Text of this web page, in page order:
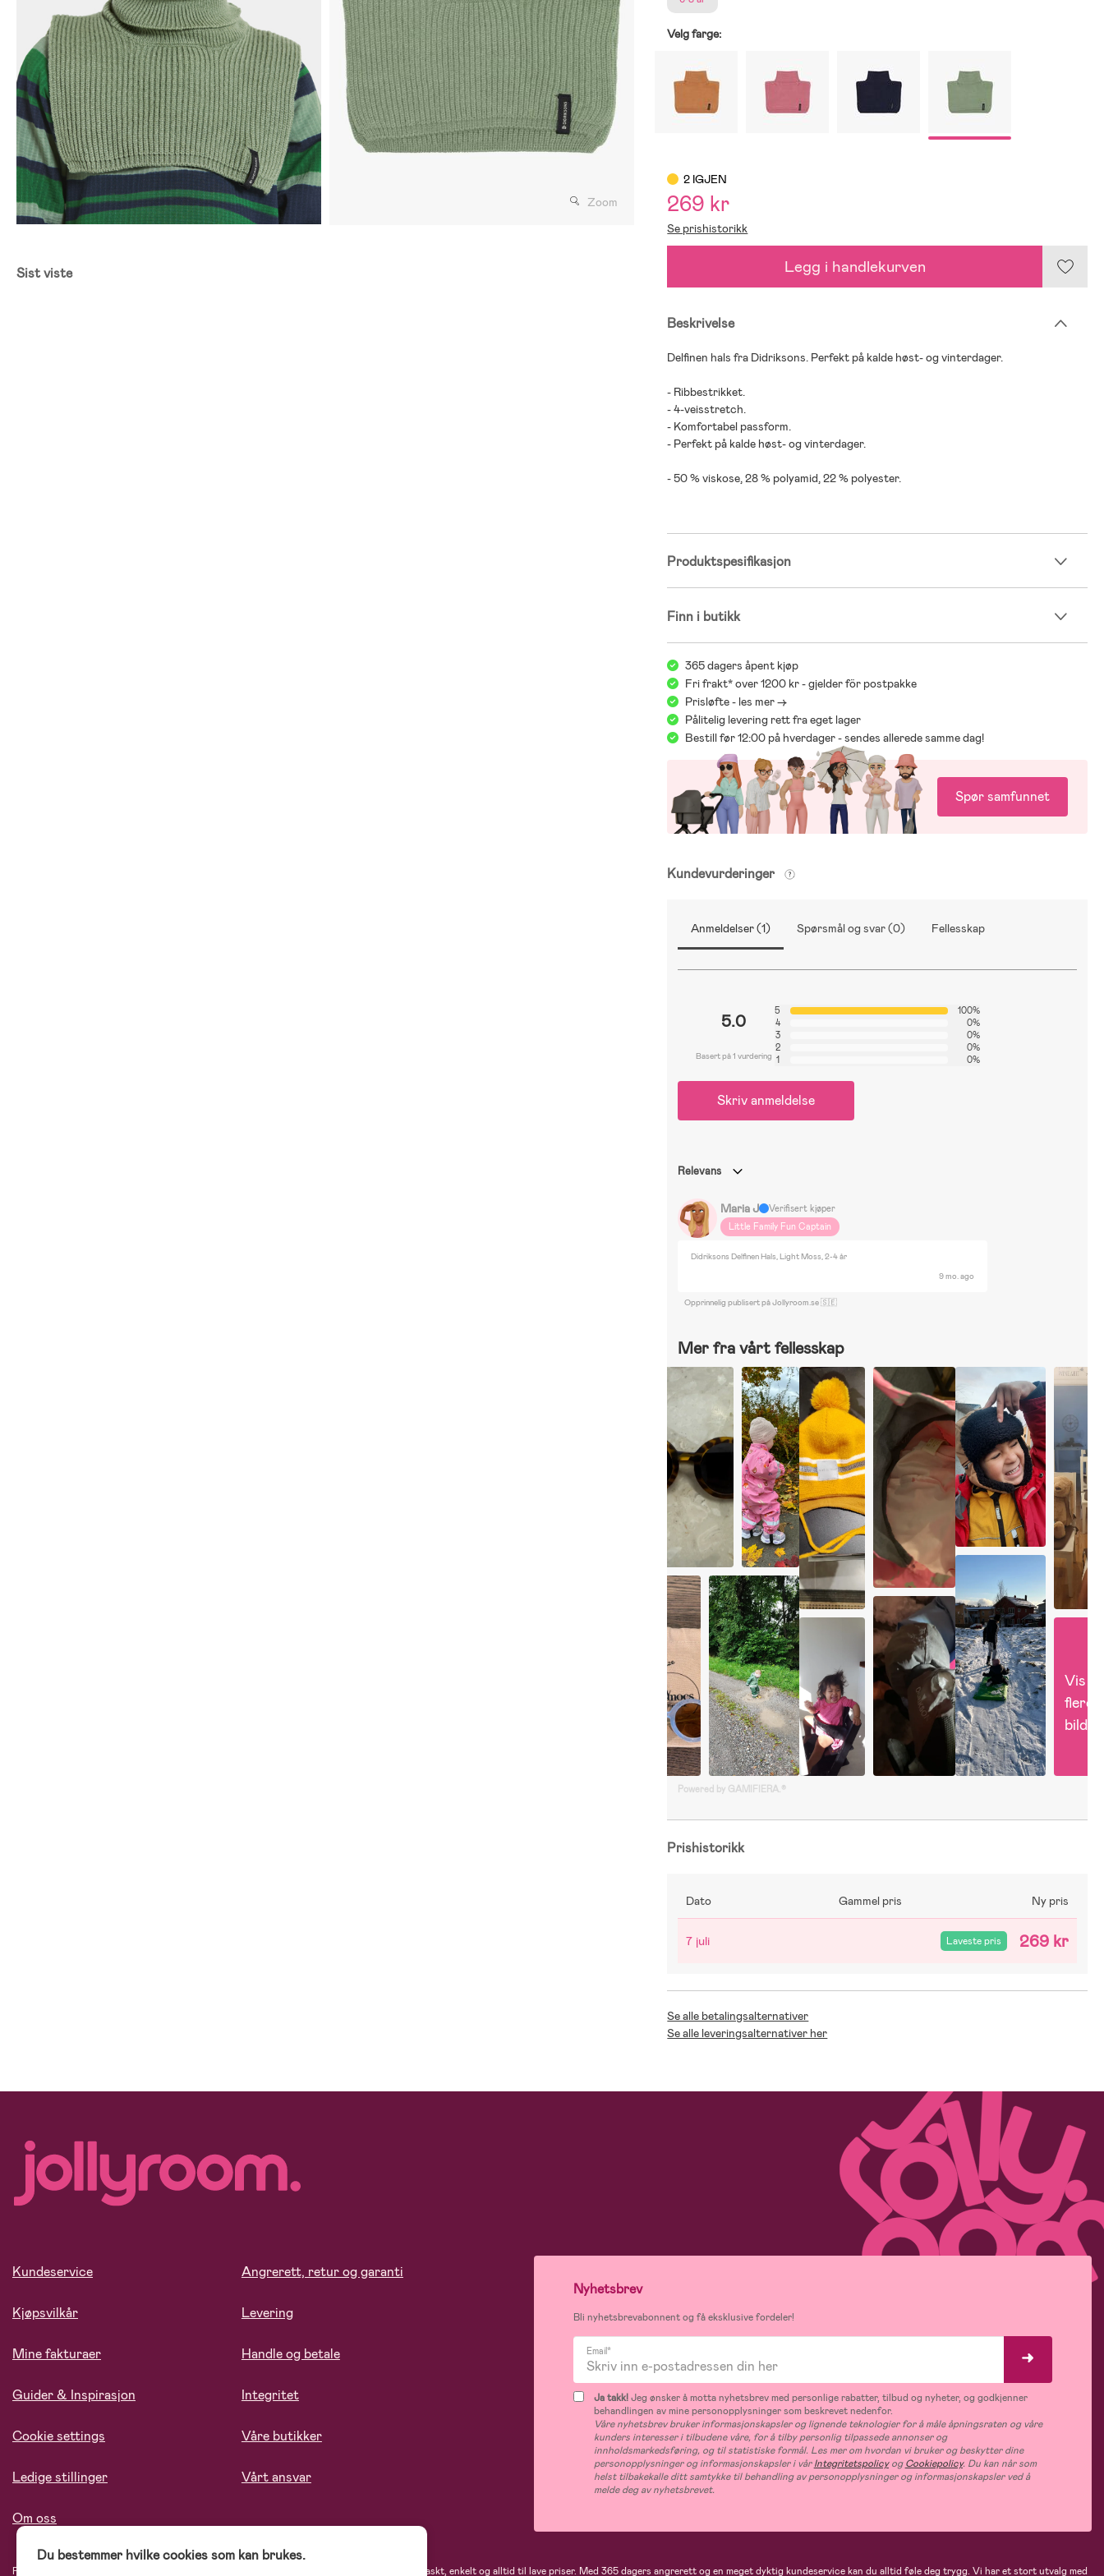
Zoom
Sist viste
Velg farge:
2 IGJEN
269 kr
Se prishistorikk
Legg i handlekurven
Beskrivelse
Delfinen hals fra Didriksons. Perfekt på kalde høst- og vinterdager.
- Ribbestrikket.
- 4-veisstretch.
- Komfortabel passform.
- Perfekt på kalde høst- og vinterdager.
- 50 % viskose, 28 % polyamid, 22 % polyester.
Produktspesifikasjon
Finn i butikk
365 dagers åpent kjøp
Fri frakt* over 1200 kr - gjelder för postpakke
Prisløfte - les mer ->
Pålitelig levering rett fra eget lager
Bestill før 12:00 på hverdager - sendes allerede samme dag!
Spør samfunnet
Kundevurderinger
Anmeldelser (1) Spørsmål og svar (0) Fellesskap
5.0
Basert på 1 vurdering
5
100%
4
0%
3
0%
2
0%
1
0%
Skriv anmeldelse
Relevans
Maria J
Verifisert kjøper
Little Family Fun Captain
Didriksons Delfinen Hals, Light Moss, 2-4 år
9 mo. ago
Opprinnelig publisert på Jollyroom.se 🇸🇪
Mer fra vårt fellesskap
Vis
flere
bilder
Powered by GAMIFIERA.®
Prishistorikk
Dato Gammel pris Ny pris
7 juli Laveste pris 269 kr
Se alle betalingsalternativer
Se alle leveringsalternativer her
Kundeservice
Kjøpsvilkår
Mine fakturaer
Guider & Inspirasjon
Cookie settings
Ledige stillinger
Om oss
Angrerett, retur og garanti
Levering
Handle og betale
Integritet
Våre butikker
Vårt ansvar
Nyhetsbrev
Bli nyhetsbrevabonnent og få eksklusive fordeler!
Email*
Ja takk!Jeg ønsker å motta nyhetsbrev med personlige rabatter, tilbud og nyheter, og godkjenner
behandlingen av mine personopplysninger som beskrevet nedenfor.
Våre nyhetsbrev bruker informasjonskapsler og lignende teknologier for å måle åpningsraten og våre
kunders interesser i tilbudene våre, for å tilby personlig tilpassede annonser og
innholdsmarkedsføring, og til statistiske formål. Les mer om hvordan vi bruker og beskytter dine
personopplysninger og informasjonskapsler i vårIntegritetspolicyogCookiepolicy. Du kan når som
helst tilbakekalle ditt samtykke til behandling av personopplysninger og informasjonskapsler ved å
melde deg av nyhetsbrevet.
På Jollyroom.no finner du et stort utvalg av produkter til barnefamilien. Hos oss handler du raskt, enkelt og alltid til lave priser. Med 365 dagers angrerett og en meget dyktig kundeservice kan du alltid føle deg trygg. Vi har et stort utvalg med
Du bestemmer hvilke cookies som kan brukes.